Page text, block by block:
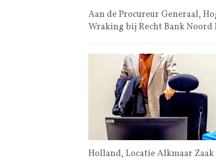
Aan de Procureur Generaal,
Wraking bij Recht Bank Noord
Holland, Locatie Alkmaar